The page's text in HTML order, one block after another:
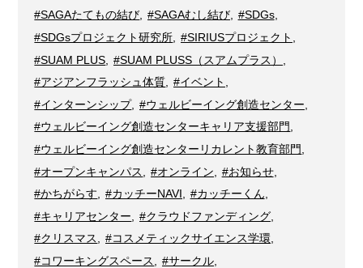
#SAGAたてもの結び, #SAGAむし結び, #SDGs,
#SDGsプロジェクト研究所
#SIRIUSプロジェクト
#SUAM PLUS
#SUAM PLUSS（スアムプラス）
#アジアンフラッシュ体質
#イベント
#インターンシップ, #ウェルビーイング創造センター
#ウェルビーイング創造センターキャリア支援部門
#ウェルビーイング創造センターリカレント教育部門
#オープンキャンパス
#オンライン #お知らせ,
#かちがらす
#カッチーNAVI #カッチーくん
#キャリアセンター
#クラウドファンディング,
#クリスマス
#コスメティックサイエンス学環,
#コワーキングスペース
#サークル,